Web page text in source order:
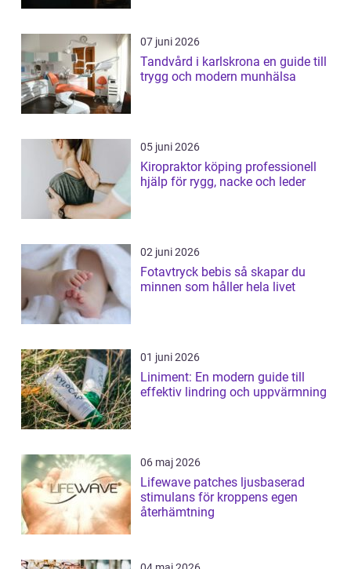
07 juni 2026
Tandvård i karlskrona en guide till
trygg och modern munhälsa
05 juni 2026
Kiropraktor köping professionell
hjälp för rygg, nacke och leder
02 juni 2026
Fotavtryck bebis så skapar du
minnen som håller hela livet
01 juni 2026
Liniment: En modern guide till
effektiv lindring och uppvärmning
06 maj 2026
Lifewave patches ljusbaserad
stimulans för kroppens egen
återhämtning